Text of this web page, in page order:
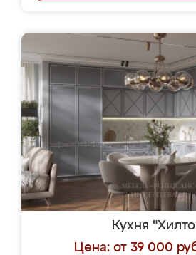
Кухня
Цена: от 39 000